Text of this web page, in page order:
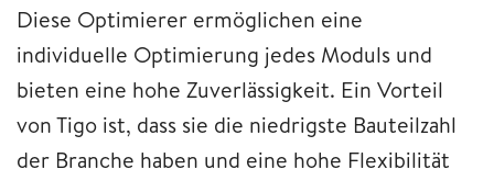
Diese Optimierer ermöglichen eine
individuelle Optimierung jedes Moduls und
bieten eine hohe Zuverlässigkeit. Ein Vorteil
von Tigo ist, dass sie die niedrigste Bauteilzahl
der Branche haben und eine hohe Flexibilität